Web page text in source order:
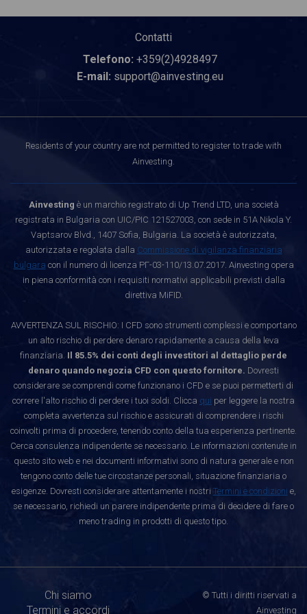
Contatti
Telefono: +359(2)4928497
E-mail: support@ainvesting.eu
Residents of your country are not permitted to register to trade with
Ainvesting.
Ainvesting è un marchio registrato di Up Trend LTD, una società
registrata in Bulgaria con UIC/PIC 121527003, con sede in 51A Nikola Y.
Vaptsarov Blvd., 1407 Sofia, Bulgaria. La società è autorizzata,
autorizzata e regolata dalla Commissione di vigilanza finanziaria
bulgara con il numero di licenza РГ-03-110/13.07.2017. Ainvesting opera
in piena conformità con i requisiti normativi applicabili previsti dalla
direttiva MiFID.
AVVERTENZA SUL RISCHIO: I CFD sono strumenti complessi e comportano
un alto rischio di perdere denaro rapidamente a causa della leva
finanziaria. Il 85.5% dei conti degli investitori al dettaglio perde
denaro quando negozia CFD con questo fornitore. Dovresti
considerare se comprendi come funzionano i CFD e se puoi permetterti di
correre l'alto rischio di perdere i tuoi soldi. Clicca qui per leggere la nostra
completa avvertenza sul rischio e assicurati di comprendere i rischi
coinvolti prima di procedere, tenendo conto della tua esperienza pertinente.
Cerca consulenza indipendente se necessario. Le informazioni contenute in
questo sito web e nei documenti informativi sono di natura generale e non
tengono conto delle tue circostanze personali, situazione finanziaria o
esigenze. Dovresti considerare attentamente i nostri Termini e condizioni e,
se necessario, richiedi un parere indipendente prima di decidere di fare o
meno trading in prodotti di questo tipo.
Chi siamo
Termini e accordi
© Tutti i diritti riservati a
Ainvesting